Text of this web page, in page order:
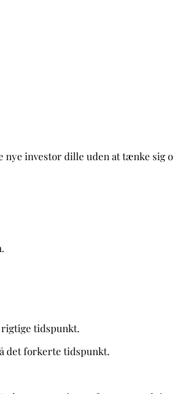
nye investor dille uden at tænke sig
tidspunkt.
det forkerte tidspunkt.